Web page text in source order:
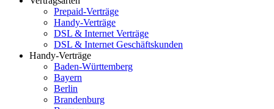
Prepaid-Verträge
Handy-Verträge
DSL & Internet Verträge
DSL & Internet Geschäftskunden
Handy-Verträge
Baden-Württemberg
Bayern
Berlin
Brandenburg